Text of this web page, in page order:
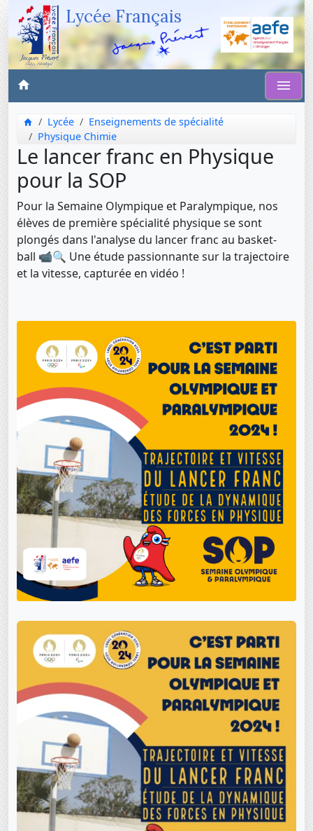
Lycée Français
Lycée
Enseignements de spécialité
Physique Chimie
Le lancer franc en Physique
pour la SOP
Pour la Semaine Olympique et Paralympique, nos
élèves de première spécialité physique se sont
plongés dans l'analyse du lancer franc au basket-
ball 📹🔍 Une étude passionnante sur la trajectoire
et la vitesse, capturée en vidéo !